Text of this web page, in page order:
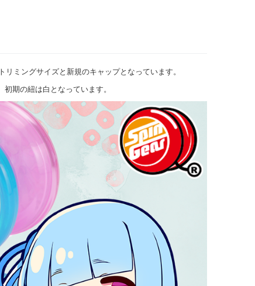
ミングサイズと新規のキャップとなっています。
期の紐は白となっています。